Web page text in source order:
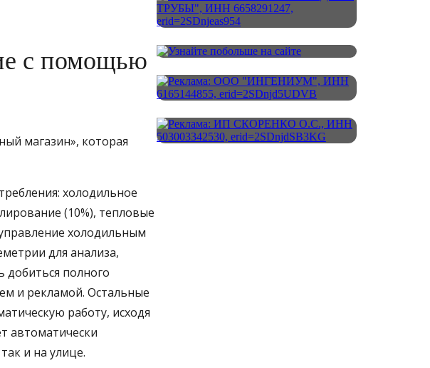
с помощью
магазин», которая
холодильное
(10%), тепловые
холодильным
для анализа,
добиться полного
и рекламой. Остальные
работу, исходя
автоматически
и на улице.